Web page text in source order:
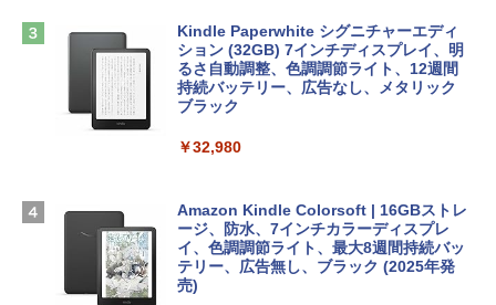
Apple 2026 MacBook Air M5チップ搭載
13インチノートブック：AIとApple Intell
igence、13.6インチLiquid Retinaディ
スプレイ、24GBユニファイドメモリ、1
ラ、Touch ID - スカイブルー + 3年延長
￥331,701
【Amazon.co.jp限定】 HP ノートパソコ
ows11、10/mac対応|PC2台
￥39,582
定バーチャルアイテムを含む】 【オンラ
￥3,200
Robloxギフトカード - 1000 Robux 【限
にもKindle出版にも！ 非エンジニアのた
めのAIコーディング入門シリーズ
￥99
FM TOWNS ハイパー・カタログ: 本体ハ
￥1,600
1冊ですべて身につくHTML & CSSとWe
Kindle Paperwhite シグニチャーエディ
ション (32GB) 7インチディスプレイ、明
るさ自動調整、色調調節ライト、12週間
持続バッテリー、広告なし、メタリック
ブラック
￥32,980
Amazon Kindle Colorsoft | 16GBストレ
ージ、防水、7インチカラーディスプレ
イ、色調調節ライト、最大8週間持続バッ
テリー、広告無し、ブラック (2025年発
売)